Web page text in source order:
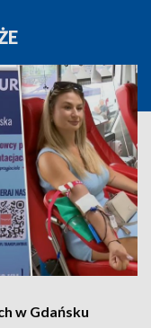
w Gdańsku